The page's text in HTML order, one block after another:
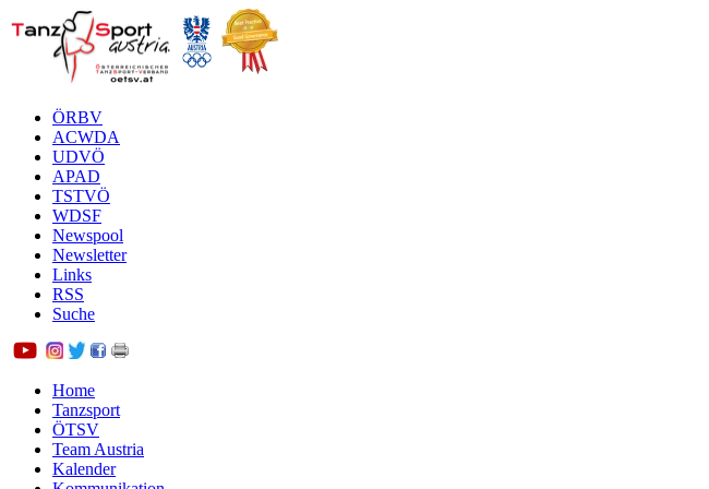
ÖRBV
ACWDA
UDVÖ
APAD
TSTVÖ
WDSF
Newspool
Newsletter
Links
RSS
Suche
Home
Tanzsport
ÖTSV
Team Austria
Kalender